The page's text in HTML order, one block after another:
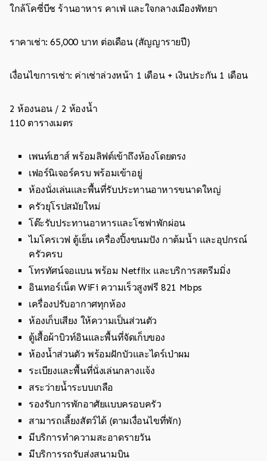
ใกล้โคซี่บีช ร้านอาหาร คาเฟ่ และใจกลางเมืองพัทยา
ราคาเช่า: 65,000 บาท ต่อเดือน (สัญญารายปี)
เงื่อนไขการเช่า: ค่าเช่าล่วงหน้า 1 เดือน + เงินประกัน 1 เดือน
2 ห้องนอน / 2 ห้องน้ำ
110 ตารางเมตร
เพนท์เฮาส์ พร้อมลิฟต์เข้าถึงห้องโดยตรง
เฟอร์นิเจอร์ครบ พร้อมเข้าอยู่
ห้องนั่งเล่นและพื้นที่รับประทานอาหารขนาดใหญ่
ครัวยุโรปสมัยใหม่
โต๊ะรับประทานอาหารและโซฟาพักผ่อน
ไมโครเวฟ ตู้เย็น เครื่องปิ้งขนมปัง กาต้มน้ำ และอุปกรณ์
ครัวครบ
โทรทัศน์จอแบน พร้อม Netflix และบริการสตรีมมิ่ง
อินเทอร์เน็ต WiFi ความเร็วสูงฟรี 821 Mbps
เครื่องปรับอากาศทุกห้อง
ห้องเก็บเสียง ให้ความเป็นส่วนตัว
ตู้เสื้อผ้าบิวท์อินและพื้นที่จัดเก็บของ
ห้องน้ำส่วนตัว พร้อมฝักบัวและไดร์เป่าผม
ระเบียงและพื้นที่นั่งเล่นกลางแจ้ง
สระว่ายน้ำระบบเกลือ
รองรับการพักอาศัยแบบครอบครัว
สามารถเลี้ยงสัตว์ได้ (ตามเงื่อนไขที่พัก)
มีบริการทำความสะอาดรายวัน
มีบริการรถรับส่งสนามบิน